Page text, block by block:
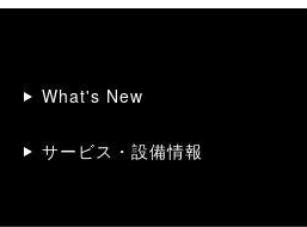
What's New
サービス・設備情報